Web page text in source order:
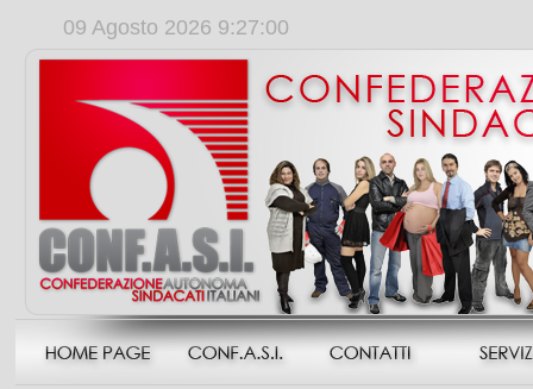
09 Agosto 2026 9:27:01